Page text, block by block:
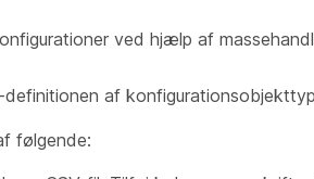
ved hjælp af
definitionen af
følgende: